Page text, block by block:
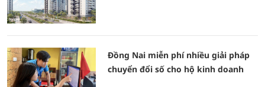
Đồng Nai miễn phí nhiều giải pháp
chuyển đổi số cho hộ kinh doanh